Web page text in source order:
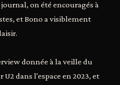
on été encouragés à
et Bono a visiblement
donnée à la veille du
dans l'espace en 2023, et